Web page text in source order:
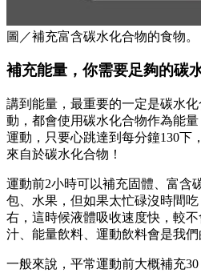
圖／補充富含碳水化合物的食物。
補充能量，你需要足夠的碳
講到能量，最重要的一定是碳水
動，都會使用碳水化合物作為能
運動，只要心跳達到每分鐘130下
來自於碳水化合物！
運動前2小時可以補充固體、富含
包、水果，但如果太忙碌沒時間
右，這時候液體吸收速度快，較
汁、能量飲料、運動飲料會是我們
一般來說，平常運動前大概補充